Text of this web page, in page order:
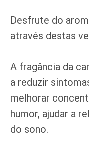
Desfrute do
através destas
A fragância da
a reduzir
melhorar
humor, ajudar a
do sono.